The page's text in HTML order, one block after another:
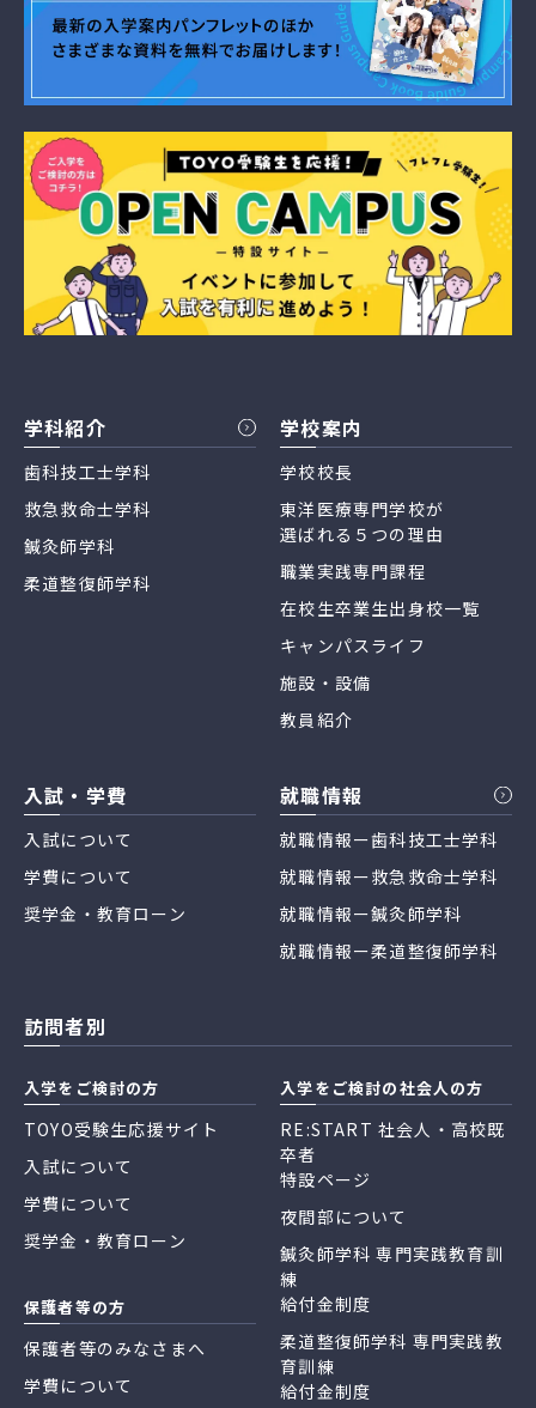
学科紹介
歯科技工士学科
救急救命士学科
鍼灸師学科
柔道整復師学科
学校案内
学校校長
東洋医療専門学校が
選ばれる５つの理由
職業実践専門課程
在校生卒業生出身校一覧
キャンパスライフ
施設・設備
教員紹介
入試・学費
入試について
学費について
奨学金・教育ローン
就職情報
就職情報ー歯科技工士学科
就職情報ー救急救命士学科
就職情報ー鍼灸師学科
就職情報ー柔道整復師学科
訪問者別
入学をご検討の方
TOYO受験生応援サイト
入試について
学費について
奨学金・教育ローン
保護者等の方
保護者等のみなさまへ
学費について
入学をご検討の社会人の方
RE:START 社会人・高校既
卒者
特設ページ
夜間部について
鍼灸師学科 専門実践教育訓
練
給付金制度
柔道整復師学科 専門実践教
育訓練
給付金制度